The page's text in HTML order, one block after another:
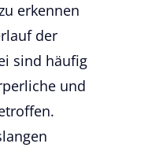
erkennen
der
sind häufig
und